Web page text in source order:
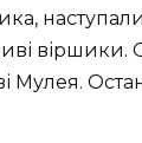
віршики.
Мулея.